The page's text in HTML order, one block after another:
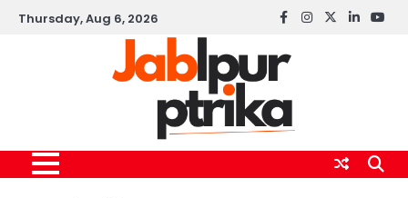
SkipThursday, Aug 6, 2026 Facebook
instagram
twitterlinkedin